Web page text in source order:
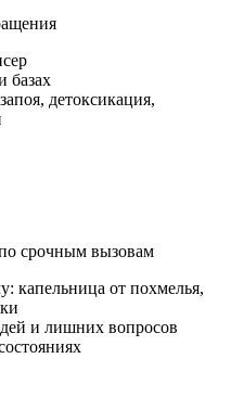
базах
детоксикация,
срочным вызовам
капельница от похмелья,
и лишних вопросов